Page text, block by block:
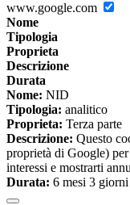
www.google.com
Nome
Tipologia
Proprieta
Descrizione
Durata
Nome: NID
Tipologia: analitico
Proprieta: Terza parte
Descrizione: Questo
proprietà di Google)
interessi e mostrarti
Durata: 6 mesi 3 giorni